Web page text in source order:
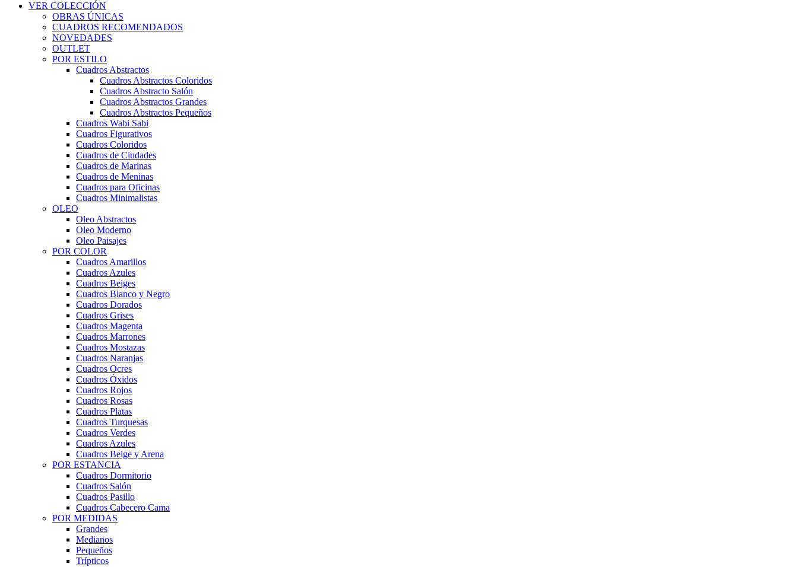
VER COLECCIÓN
OBRAS ÚNICAS
CUADROS RECOMENDADOS
NOVEDADES
OUTLET
POR ESTILO
Cuadros Abstractos
Cuadros Abstractos Coloridos
Cuadros Abstracto Salón
Cuadros Abstractos Grandes
Cuadros Abstractos Pequeños
Cuadros Wabi Sabi
Cuadros Figurativos
Cuadros Coloridos
Cuadros de Ciudades
Cuadros de Marinas
Cuadros de Meninas
Cuadros para Oficinas
Cuadros Minimalistas
OLEO
Oleo Abstractos
Oleo Moderno
Oleo Paisajes
POR COLOR
Cuadros Amarillos
Cuadros Azules
Cuadros Beiges
Cuadros Blanco y Negro
Cuadros Dorados
Cuadros Grises
Cuadros Magenta
Cuadros Marrones
Cuadros Mostazas
Cuadros Naranjas
Cuadros Ocres
Cuadros Óxidos
Cuadros Rojos
Cuadros Rosas
Cuadros Platas
Cuadros Turquesas
Cuadros Verdes
Cuadros Azules
Cuadros Beige y Arena
POR ESTANCIA
Cuadros Dormitorio
Cuadros Salón
Cuadros Pasillo
Cuadros Cabecero Cama
POR MEDIDAS
Grandes
Medianos
Pequeños
Trípticos